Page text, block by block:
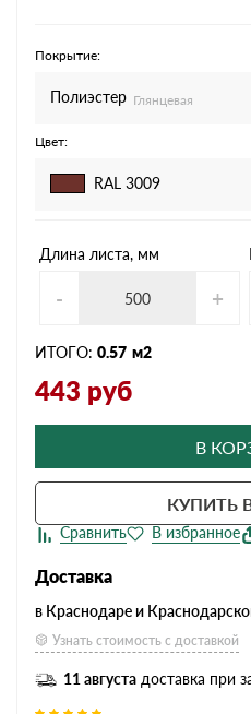
Покрытие:
Полиэстер Глянцевая
Цвет:
RAL 3009
Длина листа, мм
- +
ИТОГО: 0.57 м2
443 руб
В
КУПИТЬ
Доставка
в Краснодаре и
Узнать стоимость с доставкой
11 августа доставка при